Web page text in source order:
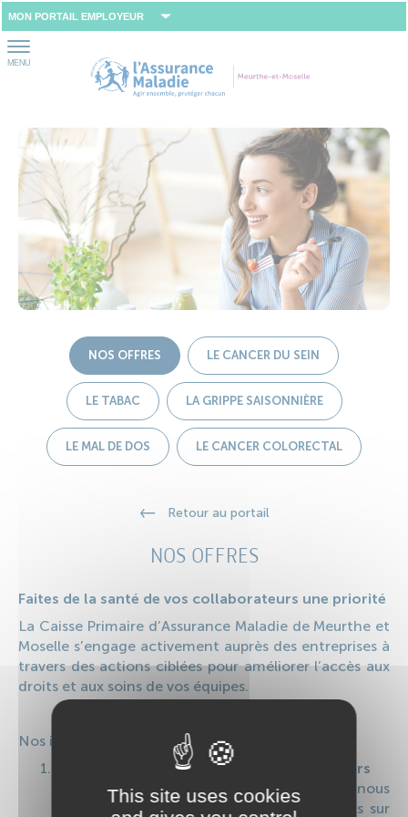
au
contenu
MON PORTAIL EMPLOYEUR
MENU
NOS OFFRES LE CANCER DU SEIN
LE TABAC LA GRIPPE SAISONNIÈRE
LE MAL DE DOS LE CANCER COLORECTAL
Retour au portail
NOS OFFRES
Faites de la santé de vos collaborateurs une priorité
La Caisse Primaire d’Assurance Maladie de Meurthe et
Moselle s’engage activement auprès des entreprises à
travers des actions ciblées pour améliorer l’accès aux
droits et aux soins de vos équipes.
Nos interventions se déroulent en deux étapes :
Tester les connaissances des collaborateurs
Grâce à un quiz interactif en ligne, nous
évaluons les connaissances des participants sur
This site uses cookies